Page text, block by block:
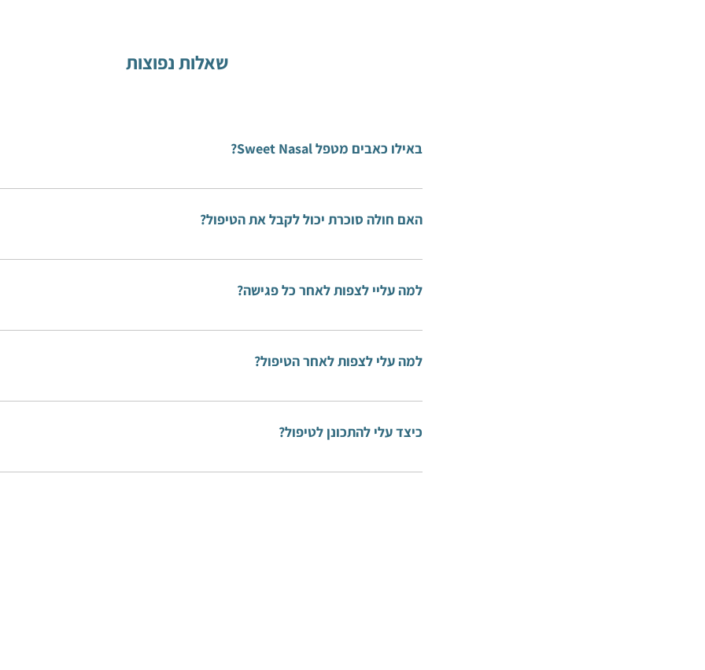
שאלות נפוצות
באילו כאבים מטפל Sweet Nasal?
כאבי ראש, מיגרנות, כאבי צוואר, נוירלגיה טריגמינלית, הפרעה בתפקוד
האם חולה סוכרת יכול לקבל את הטיפול?
כן, טיפול זה אינו מעלה את רמת הסוכר בדם.
למה עליי לצפות לאחר כל פגישה?
הכאב אמור לרדת משמעותית בתום הייעוץ.
למה עלי לצפות לאחר הטיפול?
שיפור מתמשך, ואם הכאב חוזר, הוא חוזר ומופיע בפחות עוצמה ומשך זמן.
כיצד עלי להתכונן לטיפול?
ההנחיות יינתנו בייעוץ הרפואי.